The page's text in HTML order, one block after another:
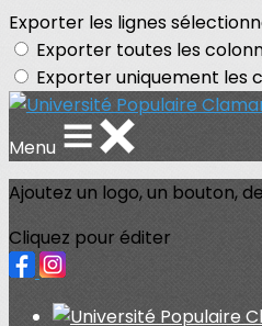
Exporter les lignes
Exporter toutes les
Exporter uniquement les
Menu
Ajoutez un logo, un bouton,
Cliquez pour éditer